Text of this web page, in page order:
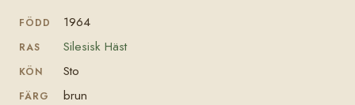
FÖDD 1964
RAS Silesisk Häst
KÖN Sto
FÄRG brun